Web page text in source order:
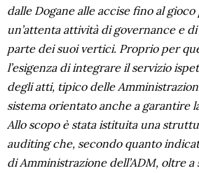
dalle Dogane alle accise fino al
un’attenta attività di governance e
parte dei suoi vertici. Proprio per
l’esigenza di integrare il servizio
degli atti, tipico delle
sistema orientato anche a garantire
Allo scopo è stata istituita una
auditing che, secondo quanto
di Amministrazione dell’ADM, oltre